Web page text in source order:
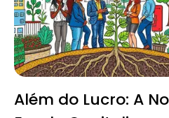
Além do Lucro: A